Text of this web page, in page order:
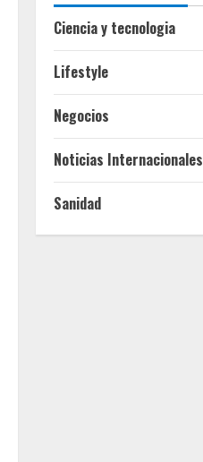
Ciencia y tecnologia
Lifestyle
Negocios
Noticias Internacionales
Sanidad